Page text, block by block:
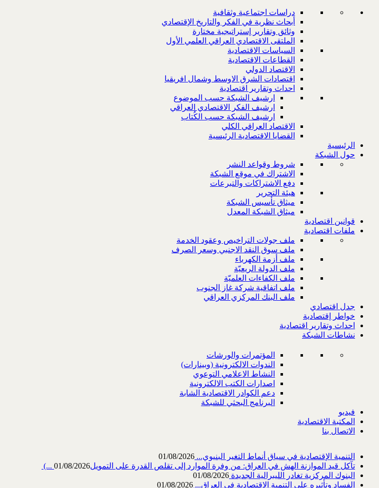
دراسات اجتماعية وثقافية
أبحاث نظرية في الفكر والتاريخ الإقتصادي
وثائق وتقارير إستراتيجية مختارة
الملتقى الاقتصادي العراقي العلمي الأول
السياسات الاقتصادية
القطاعات الاقتصادية
الاقتصاد الدولي
اقتصادات الشرق الاوسط وشمال افريقيا
احداث وتقارير اقتصادية
ارشيف الشبكة حسب الموضوع
ارشيف الفكر الاقتصادي العراقي
ارشيف الشبكة حسب الكُتاب
الاقتصاد العراقي الكلي
القضايا الاقتصادية الرئيسية
الرئيسية
حول الشبكة
شروط وقواعد النشر
الاشتراك في موقع الشبكة
دفع الاشتراكات والتبرعات
هيئة التحرير
ميثاق تأسيس الشبكة
ميثاق الشبكة المعدل
قوانين اقتصادية
ملفات اقتصادية
ملف جولات التراخيص وعقود الخدمة
ملف سوق النقد الاجنبي وسعر الصرف
ملف أزمة الكهرباء
ملف الدولة الريعيّة
ملف الكفاءات العلميّة
ملف اتفاقية شركة غاز الجنوب
ملف البنك المركزي العراقي
جدل اقتصادي
خواطر إقتصادية
احداث وتقارير اقتصادية
نشاطات الشبكة
المؤتمرات والورشات
الندوات الالكترونية (وبينارات)
النشاط الاعلامي التوعوي
اصدارات الكتب الالكترونية
دعم الكوادر الاقتصادية الشابة
البرنامج البحثي للشبكة
فيديو
المكتبة الاقتصادية
الاتصال بنا
التنمية الإقتصادية في سياق أنماط التغير البنيوي... 01/08/2026
تآكل قيد الموازنة الهش في العراق: من وفرة الموارد إلى تقلص القدرة على التمويل‎ (...01/08/2026
البنوك المركزية تغادر الليبرالية الجديدة 01/08/2026
الفساد وتأثيره على التنمية الاقتصادية في العراق... 01/08/2026